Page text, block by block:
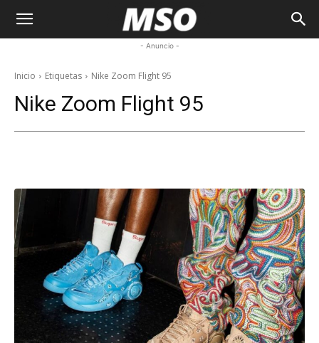
Ocean
- Anuncio -
Inicio Etiquetas Nike Zoom Flight 95
Nike Zoom Flight 95